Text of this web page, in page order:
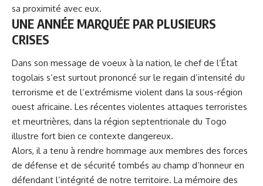
sa proximité avec eux.
UNE ANNÉE MARQUÉE PAR PLUSIEURS
CRISES
Dans son message de voeux à la nation, le chef de l’État
togolais s’est surtout prononcé sur le regain d’intensité du
terrorisme et de l’extrémisme violent dans la sous-région
ouest africaine. Les récentes violentes attaques terroristes
et meurtrières, dans la région septentrionale du Togo
illustre fort bien ce contexte dangereux.
Alors, il a tenu à rendre hommage aux membres des forces
de défense et de sécurité tombés au champ d’honneur en
défendant l’intégrité de notre territoire. La mémoire des